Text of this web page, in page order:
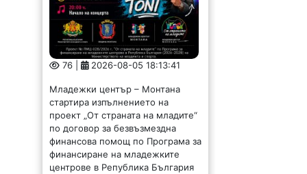
76 | 2026-08-05 18:13:41
Младежки център – Монтана
стартира изпълнението на
проект „От страната на младите“
финансова помощ по Програма за
финансиране на младежките
центрове в Република България
(2026-2028) към...